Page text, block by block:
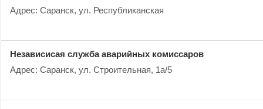
Адрес: Саранск, ул. Республиканская
Независисая служба аварийных комиссаров
Адрес: Саранск, ул. Строительная, 1а/5